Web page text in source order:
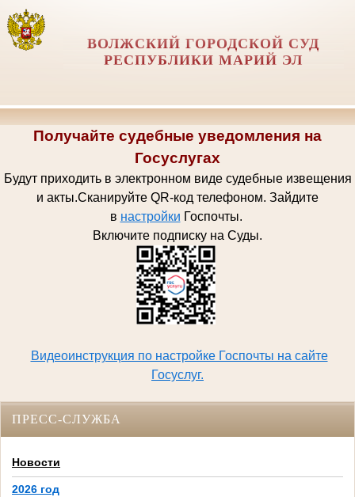
ВОЛЖСКИЙ ГОРОДСКОЙ СУД
РЕСПУБЛИКИ МАРИЙ ЭЛ
Получайте судебные уведомления на
Госуслугах
Будут приходить в электронном виде судебные извещения
и акты.Сканируйте QR-код телефоном. Зайдите
в настройки Госпочты.
Включите подписку на Суды.
Видеоинструкция по настройке Госпочты на сайте
Госуслуг.
ПРЕСС-СЛУЖБА
Новости
2026 год